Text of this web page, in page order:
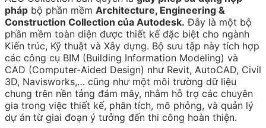
pháp bộ phần mềm Architecture, Engineering &
Construction Collection của Autodesk. Đây là một bộ
phần mềm toàn diện được thiết kế đặc biệt cho ngành
Kiến trúc, Kỹ thuật và Xây dựng. Bộ sưu tập này tích hợp
các công cụ BIM (Building Information Modeling) và
CAD (Computer-Aided Design) như Revit, AutoCAD, Civil
3D, Navisworks,… cũng như một môi trường dữ liệu
chung trên nền tảng đám mây, nhằm hỗ trợ các chuyên
gia trong việc thiết kế, phân tích, mô phỏng, và quản lý
dự án từ giai đoạn ý tưởng đến thi công hoàn thiện.